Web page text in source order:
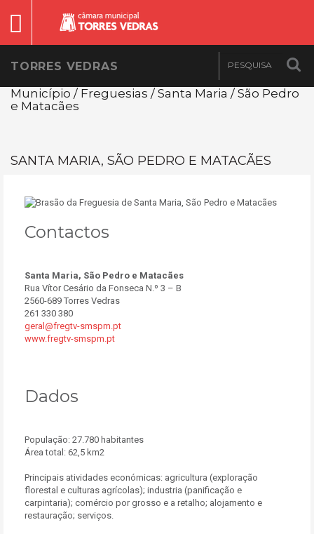
TORRES VEDRAS
Município / Freguesias / Santa Maria / São Pedro
e Matacães
SANTA MARIA, SÃO PEDRO E MATACÃES
Contactos
Santa Maria, São Pedro e Matacães
Rua Vítor Cesário da Fonseca N.º 3 – B
2560-689 Torres Vedras
261 330 380
geral@fregtv-smspm.pt
www.fregtv-smspm.pt
Dados
População: 27.780 habitantes
Área total: 62,5 km2
Principais atividades económicas: agricultura (exploração
florestal e culturas agrícolas); industria (panificação e
carpintaria); comércio por grosso e a retalho; alojamento e
restauração; serviços.